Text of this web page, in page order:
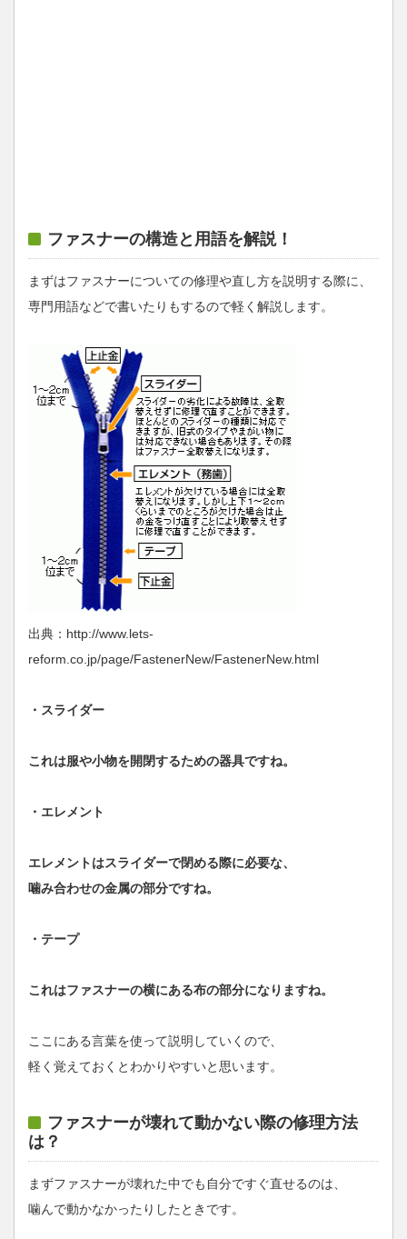
ファスナーの構造と用語を解説！
まずはファスナーについての修理や直し方を説明する際に、
専門用語などで書いたりもするので軽く解説します。
出典：http://www.lets-
reform.co.jp/page/FastenerNew/FastenerNew.html
・スライダー
これは服や小物を開閉するための器具ですね。
・エレメント
エレメントはスライダーで閉める際に必要な、
噛み合わせの金属の部分ですね。
・テープ
これはファスナーの横にある布の部分になりますね。
ここにある言葉を使って説明していくので、
軽く覚えておくとわかりやすいと思います。
ファスナーが壊れて動かない際の修理方法
は？
まずファスナーが壊れた中でも自分ですぐ直せるのは、
噛んで動かなかったりしたときです。